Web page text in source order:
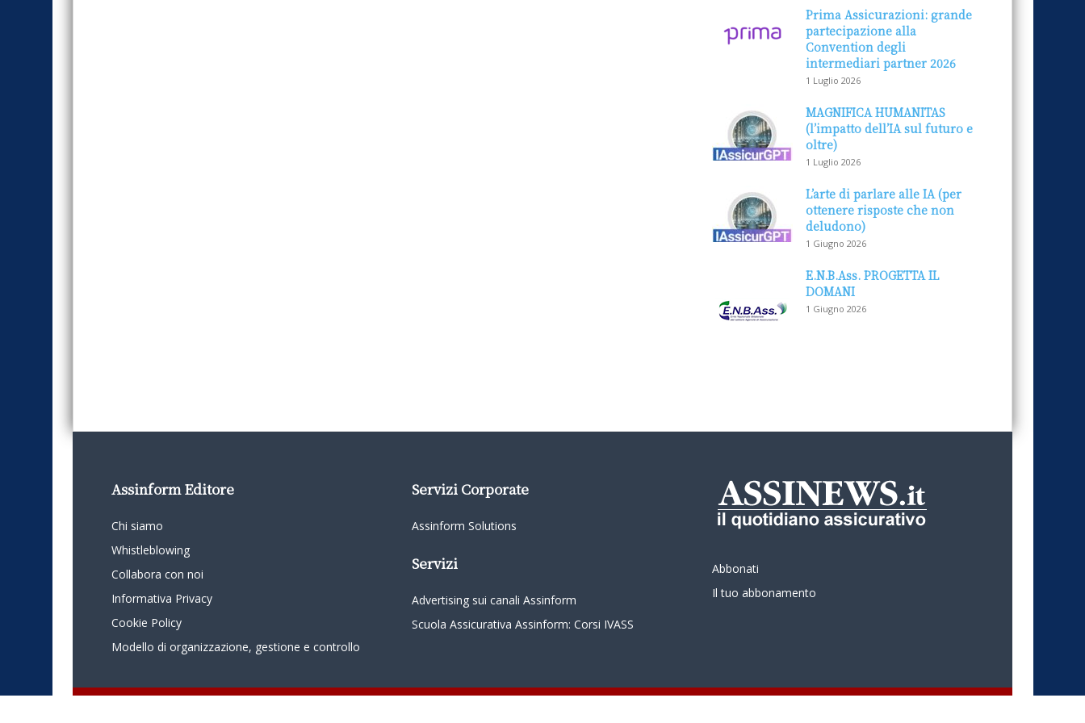
Prima Assicurazioni: grande
partecipazione alla
Convention degli
intermediari partner 2026
1 Luglio 2026
MAGNIFICA HUMANITAS
(l’impatto dell’IA sul futuro e
oltre)
1 Luglio 2026
L’arte di parlare alle IA (per
ottenere risposte che non
deludono)
1 Giugno 2026
E.N.B.Ass. PROGETTA IL
DOMANI
1 Giugno 2026
Assinform Editore
Chi siamo
Whistleblowing
Collabora con noi
Informativa Privacy
Cookie Policy
Modello di organizzazione, gestione e controllo
Servizi Corporate
Assinform Solutions
Servizi
Advertising sui canali Assinform
Scuola Assicurativa Assinform: Corsi IVASS
Abbonati
Il tuo abbonamento